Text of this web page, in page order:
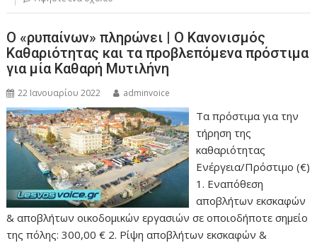
Ο «ρυπαίνων» πληρώνει | Ο Κανονισμός
Καθαριότητας και τα προβλεπόμενα πρόστιμα
για μία Καθαρή Μυτιλήνη
22 Ιανουαρίου 2022 adminvoice
Τα πρόστιμα για την
τήρηση της
καθαριότητας
Ενέργεια/Πρόστιμο (€)
1. Εναπόθεση
αποβλήτων εκσκαφών
& αποβλήτων οικοδομικών εργασιών σε οποιοδήποτε σημείο
της πόλης: 300,00 € 2. Ρίψη αποβλήτων εκσκαφών &